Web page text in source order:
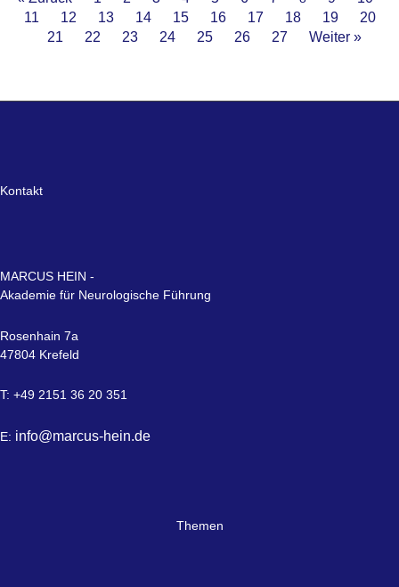
11
12 13 14 15 16 17 18 19
20
21
22 23 24 25 26 27 Weiter »
Kontakt
MARCUS HEIN -
Akademie für Neurologische Führung
Rosenhain 7a
47804 Krefeld
T: +49 2151 36 20 351
E: info@marcus-hein.de
Themen